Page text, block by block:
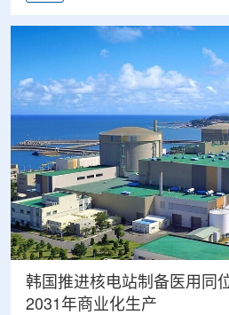
韩国推进核电站制备医用同
2031年商业化生产